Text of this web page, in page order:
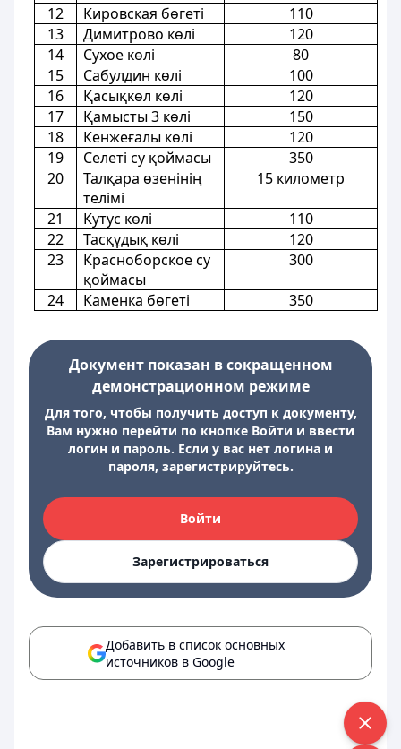
12 Кировская бөгеті
110
13
Димитрово көлі
120
14
Сухое көлі
80
15
Сабулдин көлі
100
16
Қасықкөл көлі
120
17
Қамысты 3 көлі
150
18
Кенжеғалы көлі
120
19
Селеті су қоймасы
350
20
Талқара өзенінің
телімі
15 километр
21 Кутус көлі
110
22
Тасқұдық көлі
120
23
Красноборское су
қоймасы
300
24 Каменка бөгеті 350
Документ показан в сокращенном
демонстрационном режиме
Для того, чтобы получить доступ к документу,
Вам нужно перейти по кнопке Войти и ввести
логин и пароль. Если у вас нет логина и
пароля, зарегистрируйтесь.
Войти
Зарегистрироваться
Добавить в список основных
источников в Google